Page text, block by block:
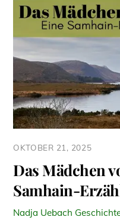
OKTOBER 21, 2025
Das Mädchen
Samhain-
Nadja Uebach